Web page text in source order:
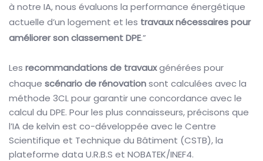
à notre IA, nous évaluons la performance énergétique
actuelle d’un logement et les travaux nécessaires pour
améliorer son classement DPE.”
Les recommandations de travauxgénérées pour
chaque scénario de rénovationsont calculées avec la
méthode 3CL pour garantir une concordance avec le
calcul du DPE. Pour les plus connaisseurs, précisons que
l’IA de kelvin est co-développée avec le Centre
Scientifique et Technique du Bâtiment (CSTB), la
plateforme data U.R.B.S et NOBATEK/INEF4.